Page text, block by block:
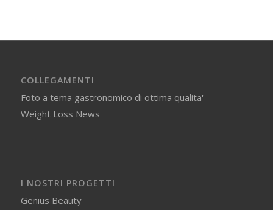
COLLEGAMENTI
Foto a tema gastronomico di ottima qualita'
Weight Loss News
I NOSTRI PROGETTI
Genius Beauty